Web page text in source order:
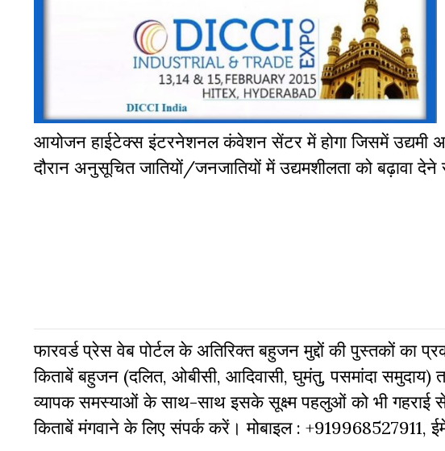
आयोजन हाईटेक्स इंटरनेशनल कंवेशन सेंटर में होगा जिसमें उद्यमी
दौरान अनुसूचित जातियों/जनजातियों में उद्यमशीलता को बढ़ावा देने
फारवर्ड प्रेस वेब पोर्टल के अतिरिक्‍त बहुजन मुद्दों की पुस्‍तकों का
किताबें बहुजन (दलित, ओबीसी, आदिवासी, घुमंतु, पसमांदा समुदाय)
व्‍यापक समस्‍याओं के साथ-साथ इसके सूक्ष्म पहलुओं को भी गहराई
किताबें मंगवाने के लिए संपर्क करें। मोबाइल : +919968527911,